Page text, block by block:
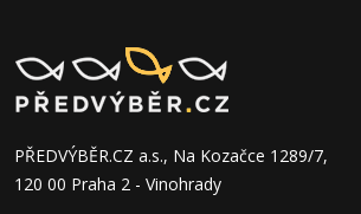
PŘEDVÝBĚR.CZ a.s., Na Kozačce 1289/7,
120 00 Praha 2 - Vinohrady